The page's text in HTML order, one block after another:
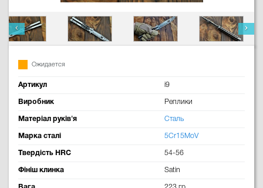
Ожидается
Артикул i9
Виробник Реплики
Матеріал руків'я Сталь
Марка сталі 5Cr15MoV
Твердість HRC 54-56
Фініш клинка Satin